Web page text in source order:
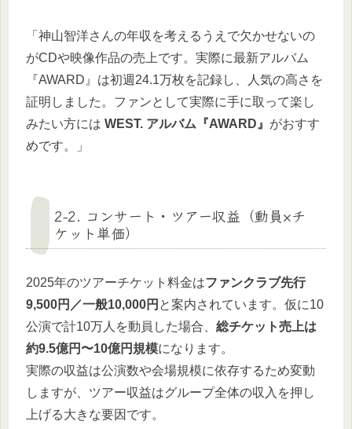
「神山智洋さんの年収を考えるうえで欠かせないの
がCDや映像作品の売上です。実際に最新アルバム
『AWARD』は初週24.1万枚を記録し、人気の高さを
証明しました。ファンとして実際に手に取って楽し
みたい方には WEST. アルバム『AWARD』 がおすす
めです。」
2-2. コンサート・ツアー収益（動員×チ
ケット単価）
2025年のツアーチケット料金はファンクラブ先行
9,500円／一般10,000円 と案内されています。仮に10
公演で計10万人を動員した場合、 総チケット売上は
約9.5億円〜10億円規模になります。
実際の収益は公演数や会場規模に依存するため変動
しますが、ツアー収益はグループ全体の収入を押し
上げる大きな要因です。